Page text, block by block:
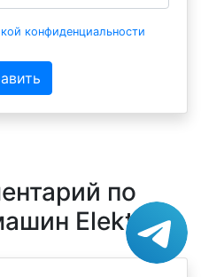
конфиденциальности
по
Elekta